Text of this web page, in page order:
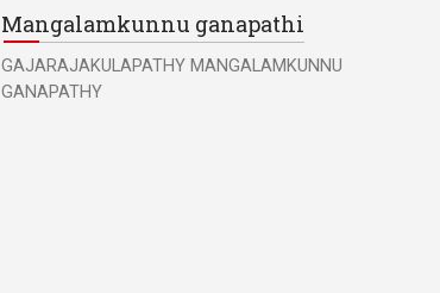
Mangalamkunnu ganapathi
GAJARAJAKULAPATHY MANGALAMKUNNU
GANAPATHY